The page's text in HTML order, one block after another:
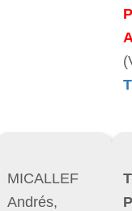
MICALLEF
Andrés,